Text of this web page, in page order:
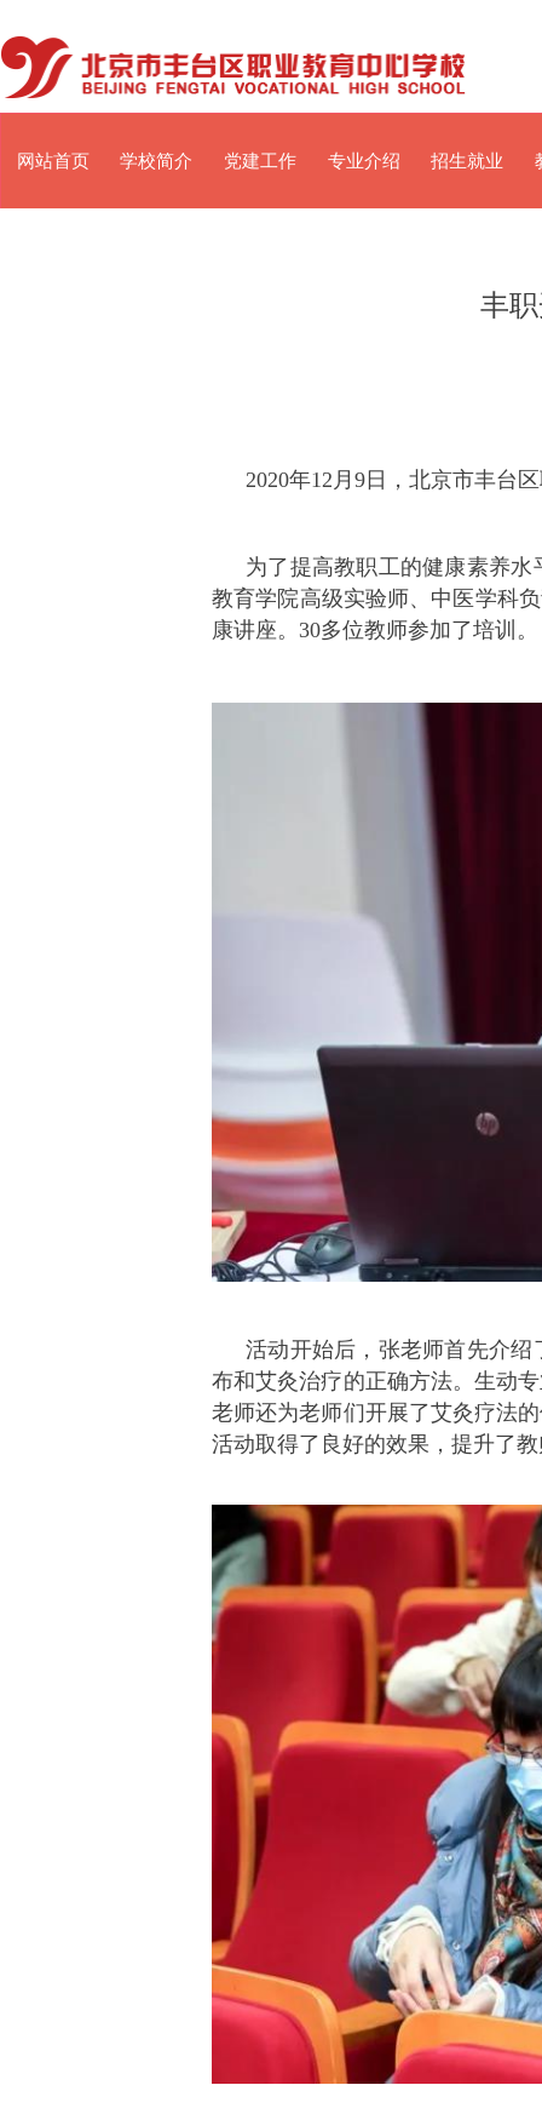
网站首页 学校简介 党建工作 专业介绍 招生就业
丰
2020年12月9日，北京市丰台
为了提高教职工的健康素养
教育学院高级实验师、中医学科
康讲座。30多位教师参加了培训。
活动开始后，张老师首先介
布和艾灸治疗的正确方法。生动
老师还为老师们开展了艾灸疗法
活动取得了良好的效果，提升了